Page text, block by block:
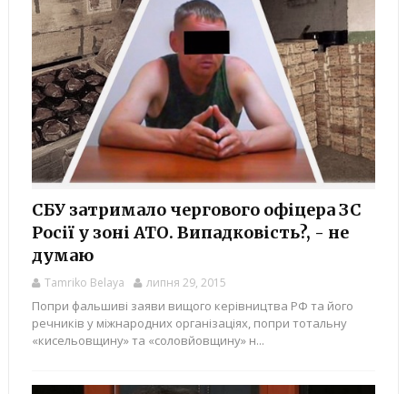
СБУ затримало чергового офіцера ЗС
Росії у зоні АТО. Випадковість?, - не
думаю
Tamriko Belaya липня 29, 2015
Попри фальшиві заяви вищого керівництва РФ та його
речників у міжнародних організаціях, попри тотальну
«кисельовщину» та «соловйовщину» н...